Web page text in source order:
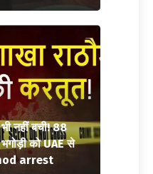
नहीं बची! 88
को UAE से
arrest